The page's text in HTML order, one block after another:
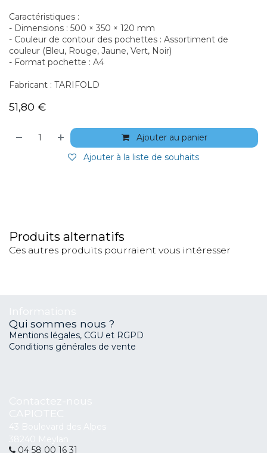
Caractéristiques :
- Dimensions : 500 × 350 × 120 mm
- Couleur de contour des pochettes : Assortiment de
couleur (Bleu, Rouge, Jaune, Vert, Noir)
- Format pochette : A4
Fabricant : TARIFOLD
51,80 €
Ajouter au panier
Ajouter à la liste de souhaits
Produits alternatifs
Ces autres produits pourraient vous intéresser
Qui sommes nous ?
Mentions légales, CGU et RGPD
Conditions générales de vente
04 58 00 16 31